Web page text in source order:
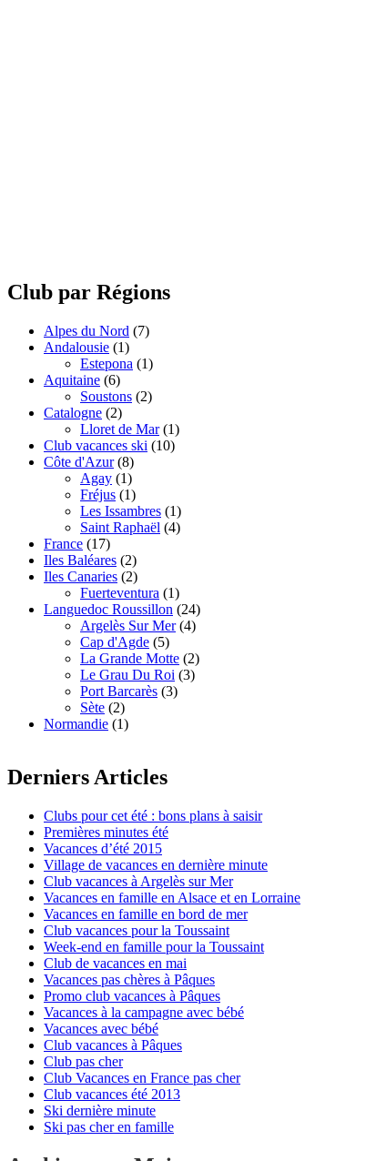
Club par Régions
Alpes du Nord (7)
Andalousie (1)
Estepona (1)
Aquitaine (6)
Soustons (2)
Catalogne (2)
Lloret de Mar(1)
Club vacances ski (10)
Côte d'Azur(8)
Agay (1)
Fréjus (1)
Les Issambres (1)
Saint Raphaël (4)
France (17)
Iles Baléares (2)
Iles Canaries (2)
Fuerteventura (1)
Languedoc Roussillon (24)
Argelès Sur Mer(4)
Cap d'Agde (5)
La Grande Motte (2)
Le Grau Du Roi (3)
Port Barcarès (3)
Sète (2)
Normandie (1)
Derniers Articles
Clubs pour cet été : bons plans à saisir
Premières minutes été
Vacances d’été 2015
Village de vacances en dernière minute
Club vacances à Argelès sur Mer
Vacances en famille en Alsace et en Lorraine
Vacances en famille en bord de mer
Club vacances pour la Toussaint
Week-end en famille pour la Toussaint
Club de vacances en mai
Vacances pas chères à Pâques
Promo club vacances à Pâques
Vacances à la campagne avec bébé
Vacances avec bébé
Club vacances à Pâques
Club pas cher
Club Vacances en France pas cher
Club vacances été 2013
Ski dernière minute
Ski pas cher en famille